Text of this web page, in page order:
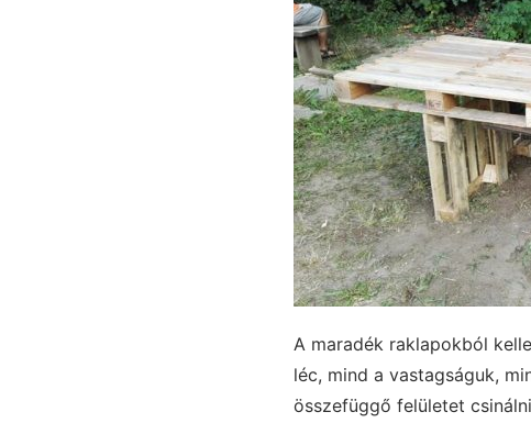
A maradék raklapokból
léc, mind a vastagságuk,
összefüggő felületet